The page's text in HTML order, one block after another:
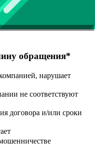
обращения*
нарушает
не соответствуют
договора и/или сроки